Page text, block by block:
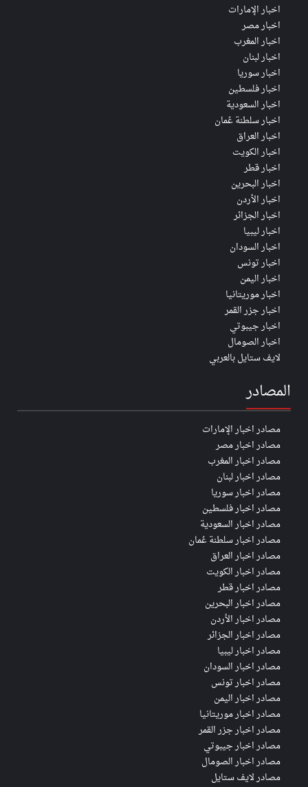
اخبار الإمارات
اخبار مصر
اخبار المغرب
اخبار لبنان
اخبار سوريا
اخبار فلسطين
اخبار السعودية
اخبار سلطنة عُمان
اخبار العراق
اخبار الكويت
اخبار قطر
اخبار البحرين
اخبار الأردن
اخبار الجزائر
اخبار ليبيا
اخبار السودان
اخبار تونس
اخبار اليمن
اخبار موريتانيا
اخبار جزر القمر
اخبار جيبوتي
اخبار الصومال
لايف ستايل بالعربي
المصادر
مصادر اخبار الإمارات
مصادر اخبار مصر
مصادر اخبار المغرب
مصادر اخبار لبنان
مصادر اخبار سوريا
مصادر اخبار فلسطين
مصادر اخبار السعودية
مصادر اخبار سلطنة عُمان
مصادر اخبار العراق
مصادر اخبار الكويت
مصادر اخبار قطر
مصادر اخبار البحرين
مصادر اخبار الأردن
مصادر اخبار الجزائر
مصادر اخبار ليبيا
مصادر اخبار السودان
مصادر اخبار تونس
مصادر اخبار اليمن
مصادر اخبار موريتانيا
مصادر اخبار جزر القمر
مصادر اخبار جيبوتي
مصادر اخبار الصومال
مصادر لايف ستايل